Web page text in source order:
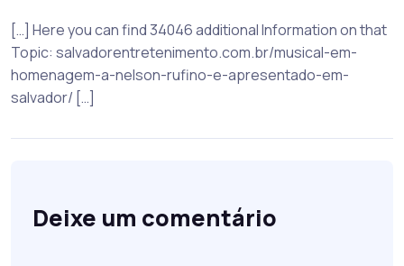
[…] Here you can find 34046 additional Information on that
Topic: salvadorentretenimento.com.br/musical-em-
homenagem-a-nelson-rufino-e-apresentado-em-
salvador/ […]
Deixe um comentário